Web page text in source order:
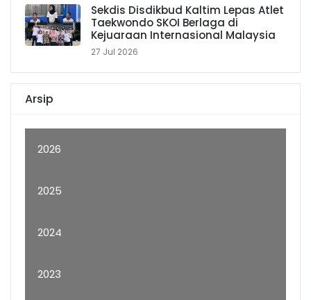
Sekdis Disdikbud Kaltim Lepas Atlet
Taekwondo SKOI Berlaga di
Kejuaraan Internasional Malaysia
27 Jul 2026
Arsip
2026
2025
2024
2023